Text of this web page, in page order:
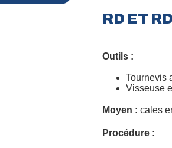
RD ET
Outils :
Tournevis
Visseuse
Moyen :cales
Procédure :